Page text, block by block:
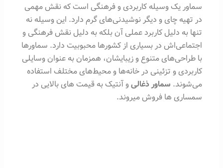
سماور یک وسیله کاربردی و فرهنگی است که نقش مهمی
در تهیه چای و دیگر نوشیدنی‌های گرم دارد. این وسیله نه
تنها به دلیل کاربرد عملی آن بلکه به دلیل نقش فرهنگی و
اجتماعی‌اش در بسیاری از کشورها محبوبیت دارد. سماورها
با طراحی‌های متنوع و زیبایشان، همزمان به عنوان وسایلی
کاربردی و تزئینی در خانه‌ها و محیط‌های مختلف استفاده
می‌شوند. سماور ذغالیو آنتیک به قیمت های بالایی در
سمساری ها فروش میروند.